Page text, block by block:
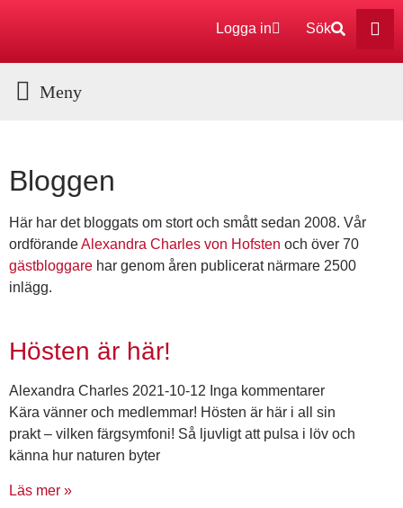
Logga in Sök
Bloggen
Här har det bloggats om stort och smått sedan 2008. Vår
ordförandeAlexandra Charles von Hofsten och över 70
gästbloggare har genom åren publicerat närmare 2500
inlägg.
Hösten är här!
Alexandra Charles 2021-10-12 Inga kommentarer
Kära vänner och medlemmar! Hösten är här i all sin
prakt – vilken färgsymfoni! Så ljuvligt att pulsa i löv och
känna hur naturen byter
Läs mer »